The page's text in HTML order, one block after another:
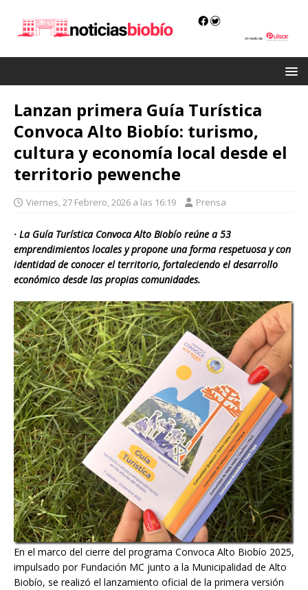
Lanzan primera Guía Turística
Convoca Alto Biobío: turismo,
cultura y economía local desde el
territorio pewenche
Viernes, 27 Febrero, 2026 a las 16:19 Prensa
· La Guía Turística Convoca Alto Biobío reúne a 53
emprendimientos locales y propone una forma respetuosa y con
identidad de conocer el territorio, fortaleciendo el desarrollo
económico desde las propias comunidades.
En el marco del cierre del programa Convoca Alto Biobío 2025,
impulsado por Fundación MC junto a la Municipalidad de Alto
Biobío, se realizó el lanzamiento oficial de la primera versión